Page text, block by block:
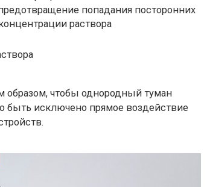
попадания посторонних
раствора
образом, чтобы однородный туман
быть исключено прямое воздействие